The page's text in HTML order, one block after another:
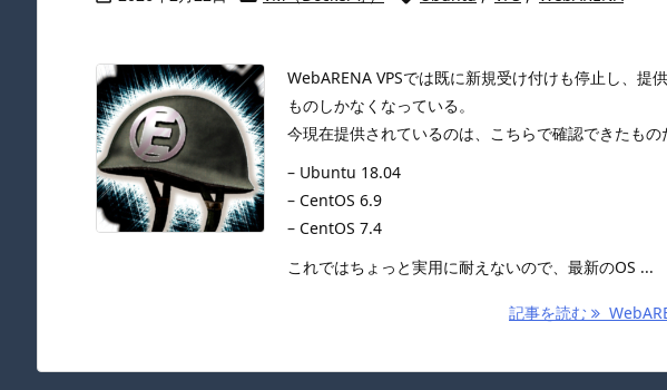
WebARENA VPSでは既に新規受け付けも停止し、提
ものしかなくなっている。
今現在提供されているのは、こちらで確認できたもの
– Ubuntu 18.04
– CentOS 6.9
– CentOS 7.4
これではちょっと実用に耐えないので、最新のOS ...
記事を読む